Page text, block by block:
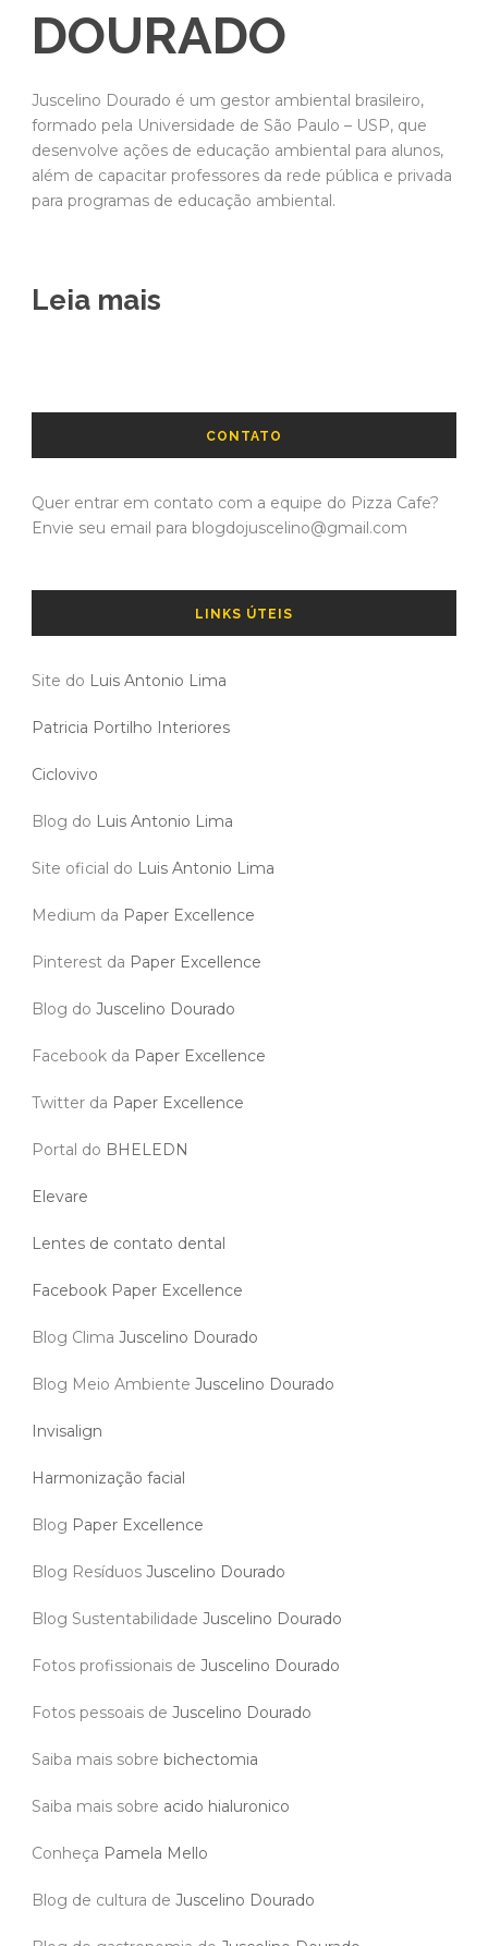
DOURADO
Juscelino Dourado é um gestor ambiental brasileiro,
formado pela Universidade de São Paulo – USP, que
desenvolve ações de educação ambiental para alunos,
além de capacitar professores da rede pública e privada
para programas de educação ambiental.
Leia mais
CONTATO
Quer entrar em contato com a equipe do Pizza Cafe?
Envie seu email para blogdojuscelino@gmail.com
LINKS ÚTEIS
Site do Luis Antonio Lima
Patricia Portilho Interiores
Ciclovivo
Blog do Luis Antonio Lima
Site oficial do Luis Antonio Lima
Medium da Paper Excellence
Pinterest da Paper Excellence
Blog do Juscelino Dourado
Facebook da Paper Excellence
Twitter da Paper Excellence
Portal do BHELEDN
Elevare
Lentes de contato dental
Facebook Paper Excellence
Blog Clima Juscelino Dourado
Blog Meio Ambiente Juscelino Dourado
Invisalign
Harmonização facial
Blog Paper Excellence
Blog Resíduos Juscelino Dourado
Blog Sustentabilidade Juscelino Dourado
Fotos profissionais de Juscelino Dourado
Fotos pessoais de Juscelino Dourado
Saiba mais sobre bichectomia
Saiba mais sobre acido hialuronico
Conheça Pamela Mello
Blog de cultura de Juscelino Dourado